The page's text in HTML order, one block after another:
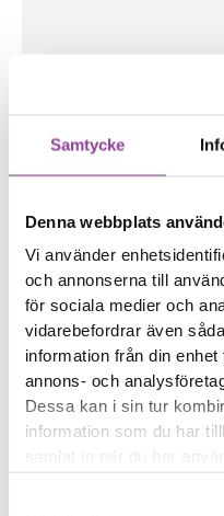
Samtycke
Denna webbplats
Vi använder
och annonserna till
för sociala medier och
vidarebefordrar även
information från din
annons- och
Dessa kan i sin tur
information som du har
samlat in när du har
Fler
modell
Data Recovery599,00
Felsökning299,00kr